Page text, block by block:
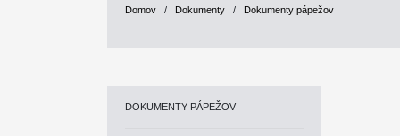
Domov / Dokumenty / Dokumenty pápežov
DOKUMENTY PÁPEŽOV